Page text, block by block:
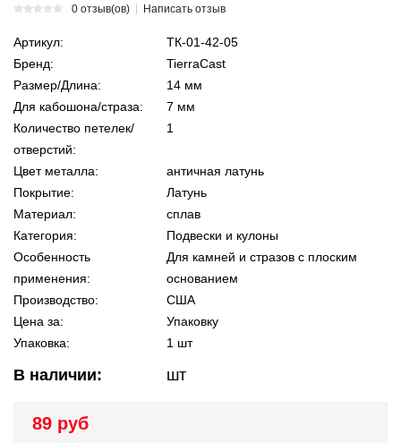
0 отзыв(ов) Написать отзыв
Артикул:
ТК-01-42-05
Бренд:
TierraCast
Размер/Длина:
14 мм
Для кабошона/страза:
7 мм
Количество петелек/
отверстий:
1
Цвет металла:
античная латунь
Покрытие:
Латунь
Материал:
сплав
Категория:
Подвески и кулоны
Особенность
применения:
Для камней и стразов с плоским
основанием
Производство:
США
Цена за:
Упаковку
Упаковка:
1 шт
В наличии: шт
89 руб